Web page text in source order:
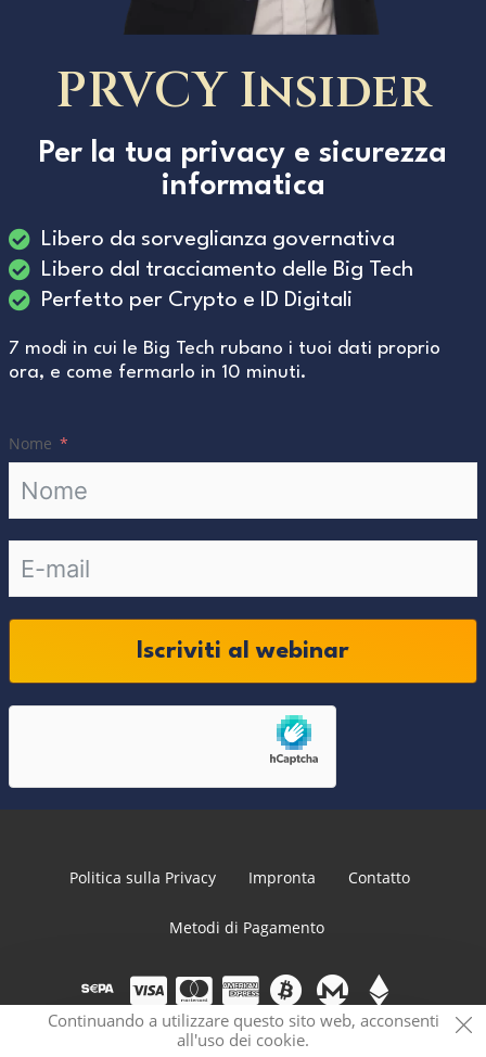
PRVCY Insider
Per la tua privacy e sicurezza
informatica
Libero da sorveglianza governativa
Libero dal tracciamento delle Big Tech
Perfetto per Crypto e ID Digitali
7 modi in cui le Big Tech rubano i tuoi dati proprio
ora, e come fermarlo in 10 minuti.
Nome
Iscriviti al webinar
Politica sulla Privacy Impronta Contatto
Metodi di Pagamento
© 2026 PRVCY.world
Continuando a utilizzare questo sito web, acconsenti
all'uso dei cookie.